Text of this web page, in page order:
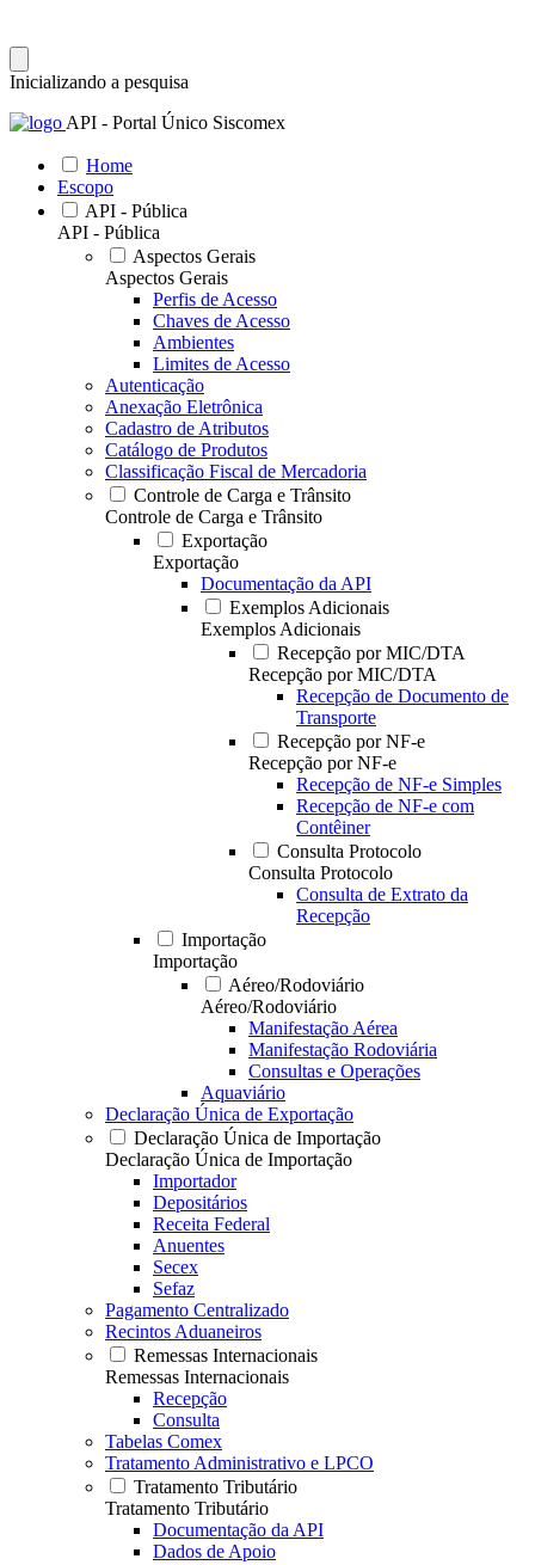
Inicializando a pesquisa
API - Portal Único Siscomex
Home
Escopo
API - Pública
API - Pública
Aspectos Gerais
Aspectos Gerais
Perfis de Acesso
Chaves de Acesso
Ambientes
Limites de Acesso
Autenticação
Anexação Eletrônica
Cadastro de Atributos
Catálogo de Produtos
Classificação Fiscal de Mercadoria
Controle de Carga e Trânsito
Controle de Carga e Trânsito
Exportação
Exportação
Documentação da API
Exemplos Adicionais
Exemplos Adicionais
Recepção por MIC/DTA
Recepção por MIC/DTA
Recepção de Documento de
Transporte
Recepção por NF-e
Recepção por NF-e
Recepção de NF-e Simples
Recepção de NF-e com
Contêiner
Consulta Protocolo
Consulta Protocolo
Consulta de Extrato da
Recepção
Importação
Importação
Aéreo/Rodoviário
Aéreo/Rodoviário
Manifestação Aérea
Manifestação Rodoviária
Consultas e Operações
Aquaviário
Declaração Única de Exportação
Declaração Única de Importação
Declaração Única de Importação
Importador
Depositários
Receita Federal
Anuentes
Secex
Sefaz
Pagamento Centralizado
Recintos Aduaneiros
Remessas Internacionais
Remessas Internacionais
Recepção
Consulta
Tabelas Comex
Tratamento Administrativo e LPCO
Tratamento Tributário
Tratamento Tributário
Documentação da API
Dados de Apoio